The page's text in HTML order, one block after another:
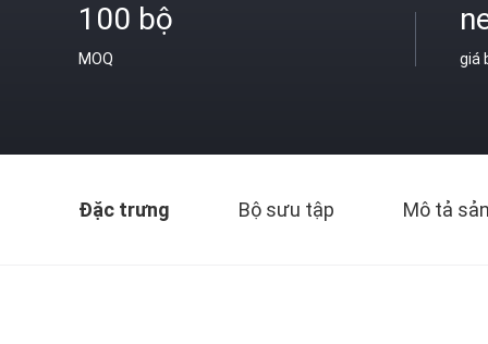
100 bộ
MOQ giá
Đặc trưng Bộ sưu tập Mô tả